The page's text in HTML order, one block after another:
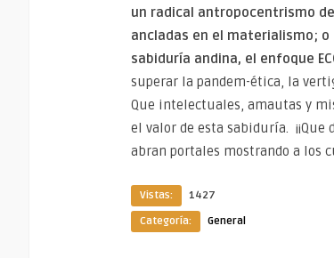
un radical antropocentrismo
ancladas en el materialismo;
sabiduría andina, el enfoque
superar la pandem-ética, la
Que intelectuales, amautas y
el valor de esta sabiduría.
abran portales mostrando a los
Vistas:
1427
Categoría:
General